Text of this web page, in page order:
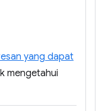
yang dapat
mengetahui